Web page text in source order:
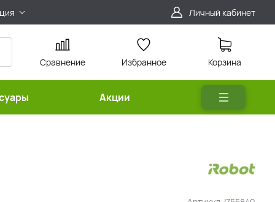
Личный кабинет
Сравнение Избранное Корзина
Акции